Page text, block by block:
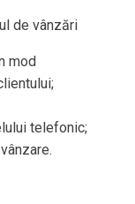
de vânzări
mod
telefonic;